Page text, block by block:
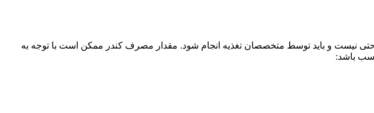
و باید توسط متخصصان تغذیه انجام شود. مقدار مصرف کندر ممکن است با توجه به
باشد: